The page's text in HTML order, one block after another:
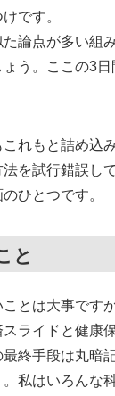
です。
た論点が多い組
う。ここの3
れもと詰め込
を試行錯誤し
ひとつです。
と
とは大事です
ライドと健康
終手段は丸暗
私はいろんな